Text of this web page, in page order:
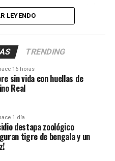
que se trataba
años de edad, quien
el protocolo de
al adolescente al
donde fue revisado por
encontraba en buenas
de la Unidad de
mientras la
LEYENDO
TRENDING
16 horas
sin vida con huellas de
Real
1 día
destapa zoológico
tigre de bengala y un